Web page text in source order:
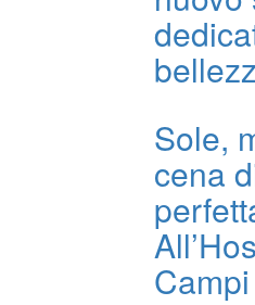
Sole,
cena
Campi